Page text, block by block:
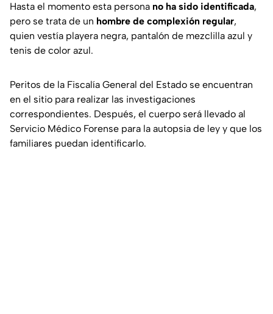
Hasta el momento esta persona no ha sido identificada,
pero se trata de un hombre de complexión regular,
quien vestía playera negra, pantalón de mezclilla azul y
tenis de color azul.
Peritos de la Fiscalía General del Estado se encuentran
en el sitio para realizar las investigaciones
correspondientes. Después, el cuerpo será llevado al
Servicio Médico Forense para la autopsia de ley y que los
familiares puedan identificarlo.